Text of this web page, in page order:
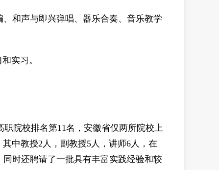
和声与即兴弹唱、器乐合奏、音乐教学
实习。
职院校排名第11名，安徽省仅两所院校上
其中教授2 人，副教授5人，讲师6人，在
同时还聘请了一批具有丰富实践经验和较